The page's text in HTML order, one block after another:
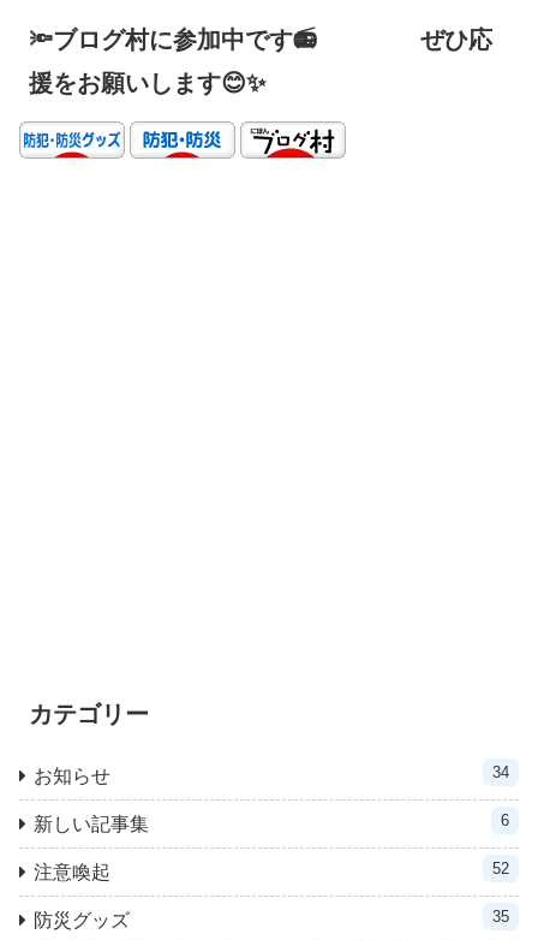
🔦ブログ村に参加中です📻 ぜひ応
援をお願いします😊✨
カテゴリー
お知らせ 34
新しい記事集 6
注意喚起 52
防災グッズ 35